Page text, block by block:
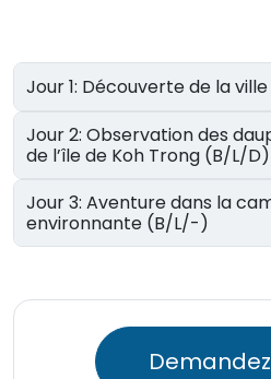
Jour 1: Découverte de la
Jour 2: Observation des dauphins et découverte
de l’île de Koh Trong (B/L/D)
Jour 3: Aventure dans la campagne
environnante (B/L/-)